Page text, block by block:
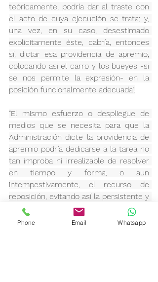
teóricamente, podría dar al traste con
el acto de cuya ejecución se trata; y,
una vez, en su caso, desestimado
explícitamente éste, cabría, entonces
sí, dictar esa providencia de apremio,
colocando así el carro y los bueyes -si
se nos permite la expresión- en la
posición funcionalmente adecuada".
"El mismo esfuerzo o despliegue de
medios que se necesita para que la
Administración dicte la providencia de
apremio podría dedicarse a la tarea no
tan ímproba ni irrealizable de resolver
en tiempo y forma, o aun
intempestivamente, el recurso de
reposición, evitando así la persistente y
recusable práctica del silencio
negativo como alternativa u opción
Phone Email Whatsapp